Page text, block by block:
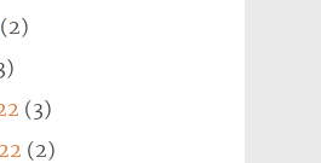
(2)
(3)
(2)